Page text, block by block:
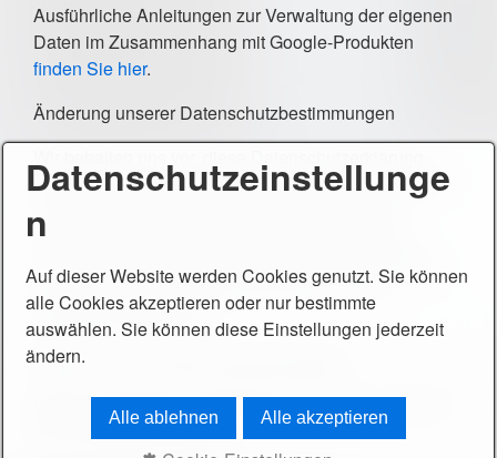
Ausführliche Anleitungen zur Verwaltung der eigenen
Daten im Zusammenhang mit Google-Produkten
finden Sie hier.
Änderung unserer Datenschutzbestimmungen
anzupassen, damit sie stets den aktuellen rechtlichen
unserer Leistungen in der Datenschutzerklärung
umzusetzen, z.B. bei der Einführung neuer Services.
Für Ihren erneuten Besuch gilt dann die neue
Datenschutzerklärung.
Fragen an den Datenschutzbeauftragten
Wenn Sie Fragen zum Datenschutz haben, schreiben
Sie uns bitte eine E-Mail
Datenschutzeinstellunge
n
Auf dieser Website werden Cookies genutzt. Sie können
alle Cookies akzeptieren oder nur bestimmte
auswählen. Sie können diese Einstellungen jederzeit
ändern.
Alle ablehnen Alle akzeptieren